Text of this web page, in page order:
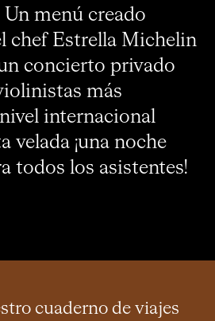
menú creado
chef Estrella Michelin
concierto privado
más
internacional
velada ¡una noche
todos los asistentes!
cuaderno de viajes